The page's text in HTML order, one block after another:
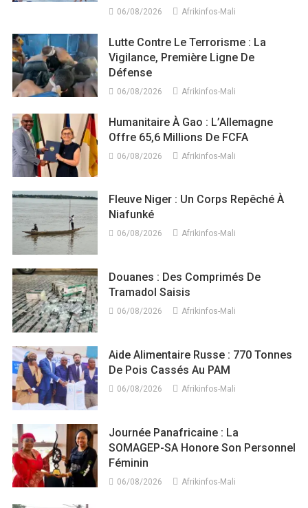
06/08/2026 Afrikinfos-Mali
Lutte Contre Le Terrorisme : La
Vigilance, Première Ligne De
Défense
06/08/2026 Afrikinfos-Mali
Humanitaire À Gao : L’Allemagne
Offre 65,6 Millions De FCFA
06/08/2026 Afrikinfos-Mali
Fleuve Niger : Un Corps Repêché À
Niafunké
06/08/2026 Afrikinfos-Mali
Douanes : Des Comprimés De
Tramadol Saisis
06/08/2026 Afrikinfos-Mali
Aide Alimentaire Russe : 770 Tonnes
De Pois Cassés Au PAM
06/08/2026 Afrikinfos-Mali
Journée Panafricaine : La
SOMAGEP-SA Honore Son Personnel
Féminin
06/08/2026 Afrikinfos-Mali